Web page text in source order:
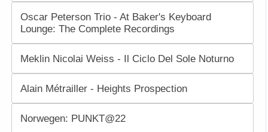
Oscar Peterson Trio - At Baker's Keyboard
Lounge: The Complete Recordings
Meklin Nicolai Weiss - Il Ciclo Del Sole Noturno
Alain Métrailler - Heights Prospection
Norwegen: PUNKT@22